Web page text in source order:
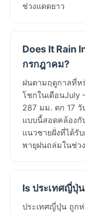
ช่วงแดดยาว
Does It Rain
กรกฎาคม?
ฝนตามฤดูกาลที่
โชกในเดือน
287 มม. ตก 17
แบบนี้สอดคล้องกั
แนวชายฝั่งที่ได้รั
พายุฝนถล่มในช่ว
Is ประเทศญี่ปุ่
ประเทศญี่ปุ่น ถูก